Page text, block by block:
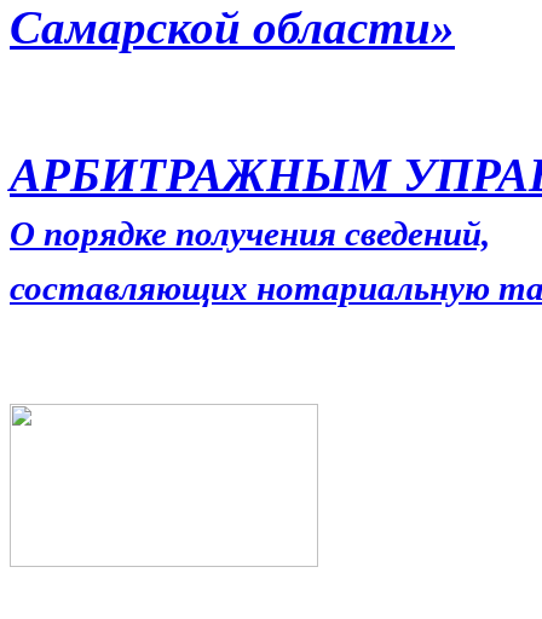
Самарской области»
АРБИТРАЖНЫМ
О порядке получения сведений,
составляющих нотариальную